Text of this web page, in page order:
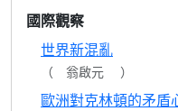
國際觀察
世界新混亂
（ 翁啟元 ）
歐洲對克林頓的矛盾